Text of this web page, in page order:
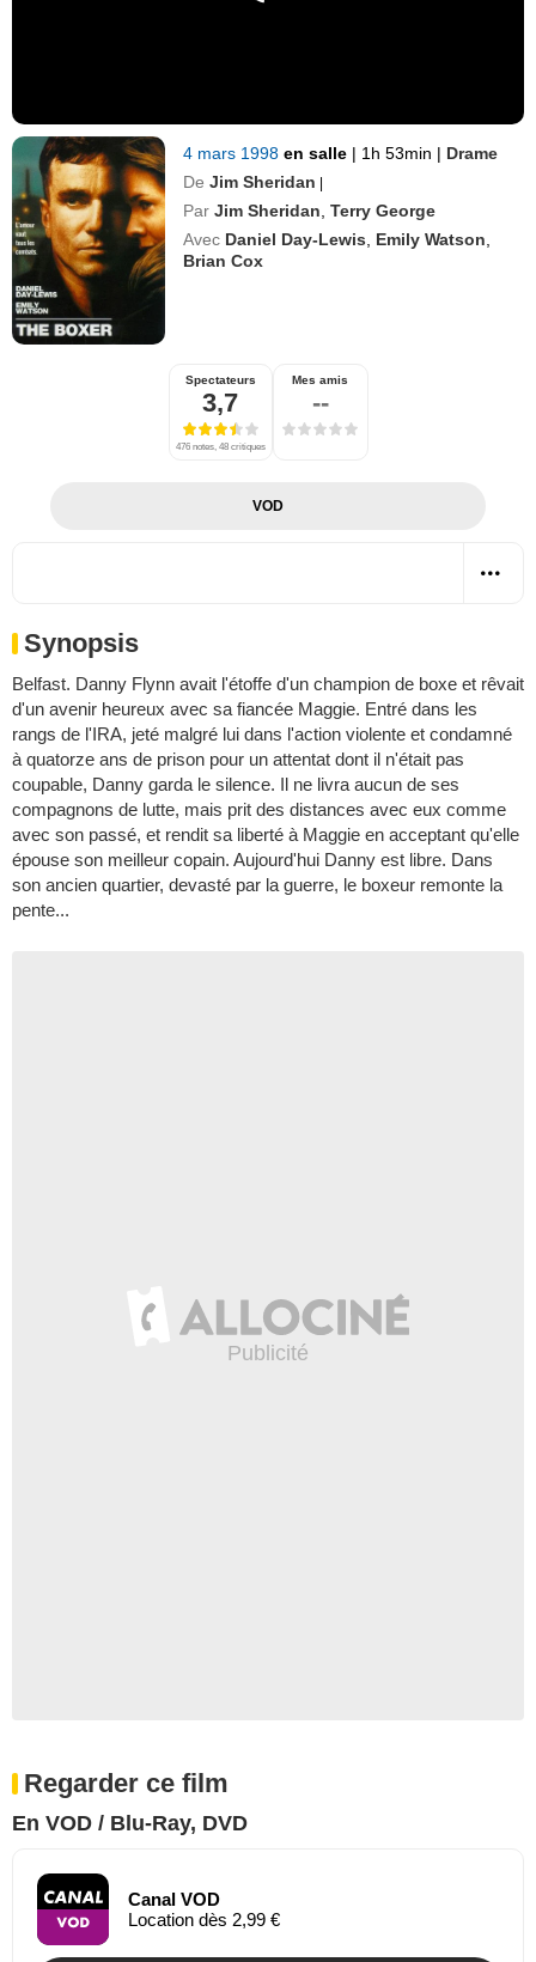
4 mars 1998en salle | 1h 53min | Drame
De Jim Sheridan |
Par Jim Sheridan ,Terry George
Avec Daniel Day-Lewis Emily Watson
Brian Cox
Spectateurs
3,7
476 notes, 48 critiques
Mes amis
--
VOD
Synopsis
Belfast. Danny Flynn avait l'étoffe d'un champion de boxe et rêvait
d'un avenir heureux avec sa fiancée Maggie. Entré dans les
rangs de l'IRA, jeté malgré lui dans l'action violente et condamné
à quatorze ans de prison pour un attentat dont il n'était pas
coupable, Danny garda le silence. Il ne livra aucun de ses
compagnons de lutte, mais prit des distances avec eux comme
avec son passé, et rendit sa liberté à Maggie en acceptant qu'elle
épouse son meilleur copain. Aujourd'hui Danny est libre. Dans
son ancien quartier, devasté par la guerre, le boxeur remonte la
pente...
Regarder ce film
En VOD / Blu-Ray, DVD
Canal VOD
Location dès 2,99 €